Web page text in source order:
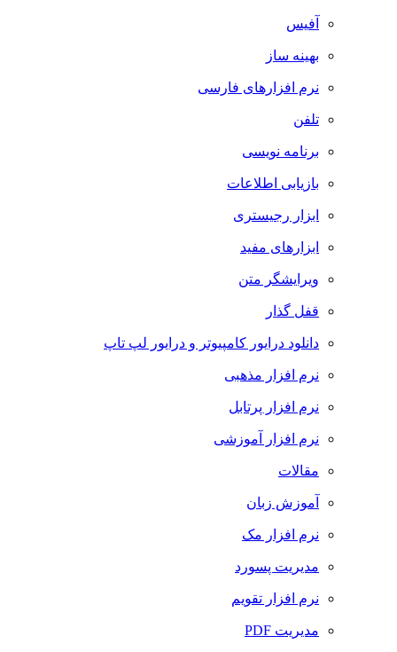
آفیس
بهینه ساز
نرم افزارهای فارسی
تلفن
برنامه نویسی
بازیابی اطلاعات
ابزار رجیستری
ابزارهای مفید
ویرایشگر متن
قفل گذار
دانلود درایور کامپیوتر و درایور لپ تاپ
نرم افزار مذهبی
نرم افزار پرتابل
نرم افزار آموزشی
مقالات
آموزش زبان
نرم افزار مک
مدیریت پسورد
نرم افزار تقویم
مدیریت PDF